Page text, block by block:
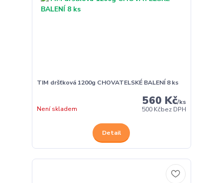
TIM dršťková 1200g CHOVATELSKÉ BALENÍ 8 ks
560 Kč/ks
500 Kčbez DPH
Není skladem
Detail